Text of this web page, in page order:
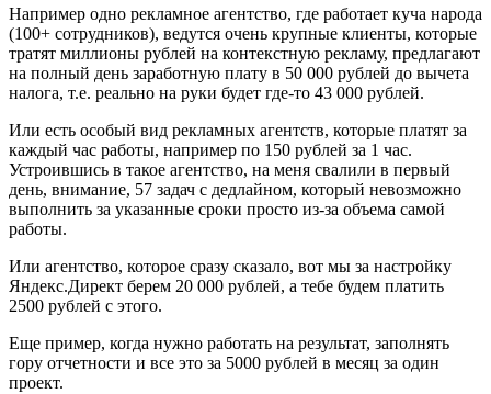
Например одно рекламное агентство, где работает куча народа
(100+ сотрудников), ведутся очень крупные клиенты, которые
тратят миллионы рублей на контекстную рекламу, предлагают
на полный день заработную плату в 50 000 рублей до вычета
налога, т.е. реально на руки будет где-то 43 000 рублей.
Или есть особый вид рекламных агентств, которые платят за
каждый час работы, например по 150 рублей за 1 час.
Устроившись в такое агентство, на меня свалили в первый
день, внимание, 57 задач с дедлайном, который невозможно
выполнить за указанные сроки просто из-за объема самой
работы.
Или агентство, которое сразу сказало, вот мы за настройку
Яндекс.Директ берем 20 000 рублей, а тебе будем платить
2500 рублей с этого.
Еще пример, когда нужно работать на результат, заполнять
гору отчетности и все это за 5000 рублей в месяц за один
проект.